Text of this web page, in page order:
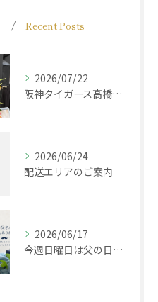
Recent Posts
2026/07/22
阪神タイガース髙橋遥人選手からのご注文
2026/06/24
配送エリアのご案内
2026/06/17
今週日曜日は父の日です！感謝の気持ちをお花に込めて